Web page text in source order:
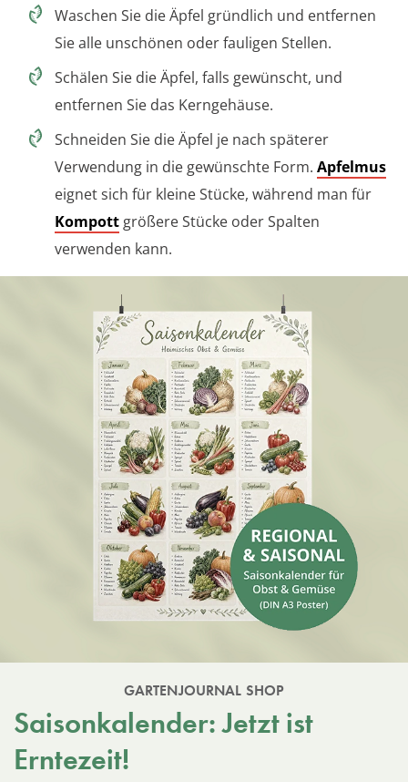
Waschen Sie die Äpfel gründlich und entfernen
Sie alle unschönen oder fauligen Stellen.
Schälen Sie die Äpfel, falls gewünscht, und
entfernen Sie das Kerngehäuse.
Schneiden Sie die Äpfel je nach späterer
Verwendung in die gewünschte Form. Apfelmus
eignet sich für kleine Stücke, während man für
Kompott größere Stücke oder Spalten
verwenden kann.
GARTENJOURNAL SHOP
Saisonkalender: Jetzt ist
Erntezeit!